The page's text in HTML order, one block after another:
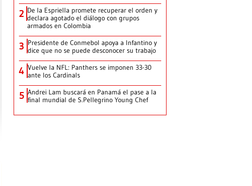
2 De la Espriella promete recuperar el orden y
declara agotado el diálogo con grupos
armados en Colombia
3 Presidente de Conmebol apoya a Infantino y
dice que no se puede desconocer su trabajo
4 Vuelve la NFL: Panthers se imponen 33-30
ante los Cardinals
5 Andrei Lam buscará en Panamá el pase a la
final mundial de S.Pellegrino Young Chef